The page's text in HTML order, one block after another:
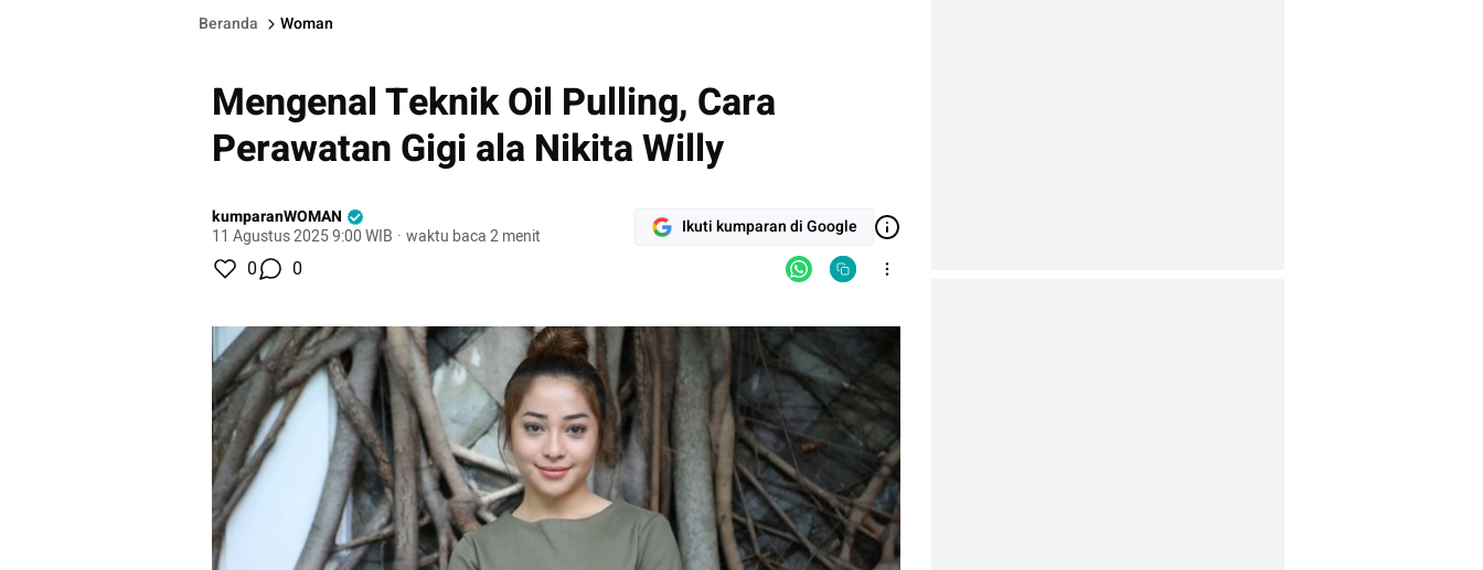
Beranda Woman
Mengenal Teknik Oil Pulling, Cara
Perawatan Gigi ala Nikita Willy
kumparanWOMAN
11 Agustus 2025 9:00 WIB · waktu baca 2 menit Ikuti kumparan di Google
0 0